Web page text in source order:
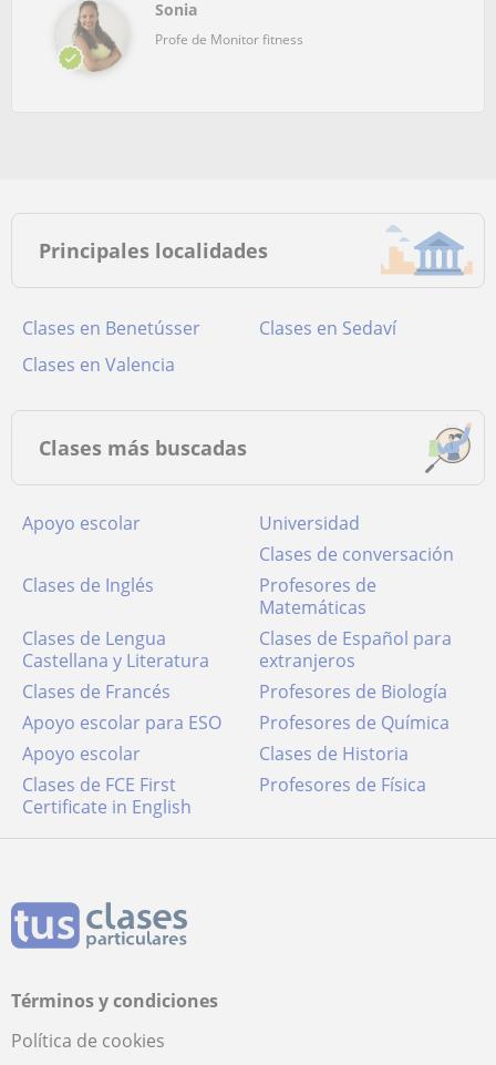
Sonia
Profe de Monitor fitness
Principales localidades
Clases en Benetússer
Clases en Sedaví
Clases en Valencia
Clases más buscadas
Apoyo escolar
Universidad
Clases de conversación
Clases de Inglés
Profesores de
Matemáticas
Clases de Lengua
Castellana y Literatura
Clases de Español para
extranjeros
Clases de Francés
Profesores de Biología
Apoyo escolar para ESO
Profesores de Química
Apoyo escolar
Clases de Historia
Clases de FCE First
Certificate in English
Profesores de Física
Términos y condiciones
Política de cookies